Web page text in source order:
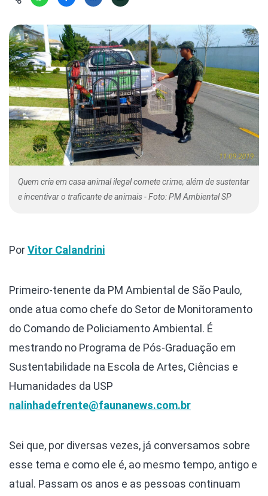
Na Linha
Photo
Políticas
Saúde,
Segunda
Túnel do
Livros do
Nova
Missão
Cursos
Quem cria em casa animal ilegal comete crime, além de sustentar
e incentivar o traficante de animais - Foto: PM Ambiental SP
PorVitor Calandrini
Primeiro-tenente da PM Ambiental de São Paulo,
onde atua como chefe do Setor de Monitoramento
do Comando de Policiamento Ambiental. É
mestrando no Programa de Pós-Graduação em
Sustentabilidade na Escola de Artes, Ciências e
Humanidades da USP
nalinhadefrente@faunanews.com.br
Sei que, por diversas vezes, já conversamos sobre
esse tema e como ele é, ao mesmo tempo, antigo e
atual. Passam os anos e as pessoas continuam